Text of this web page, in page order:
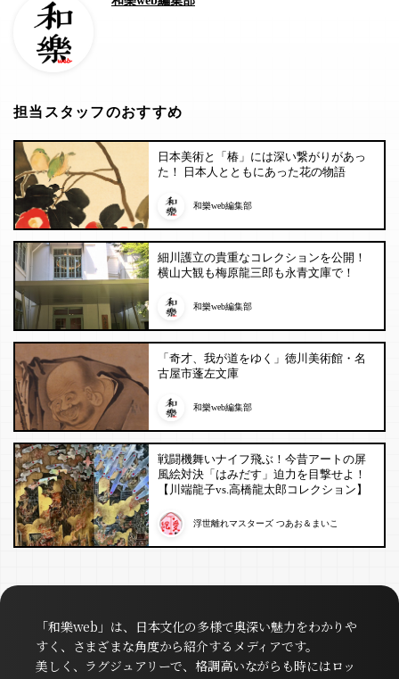
担当スタッフのおすすめ
日本美術と「椿」には深い繋がりがあっ
た！ 日本人とともにあった花の物語
和樂web編集部
細川護立の貴重なコレクションを公開！
横山大観も梅原龍三郎も永青文庫で！
和樂web編集部
「奇才、我が道をゆく」徳川美術館・名
古屋市蓬左文庫
和樂web編集部
戦闘機舞いナイフ飛ぶ！今昔アートの屏
風絵対決「はみだす」迫力を目撃せよ！
【川端龍子vs.高橋龍太郎コレクション】
浮世離れマスターズ つあお＆まいこ
「和樂web」は、日本文化の多様で奥深い魅力をわかりや
すく、さまざまな角度から紹介するメディアです。
美しく、ラグジュアリーで、格調高いながらも時にはロッ